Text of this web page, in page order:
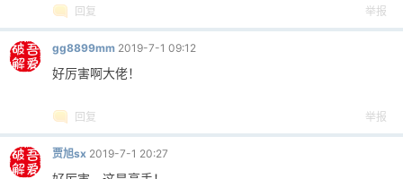
回复 举报
gg8899mm 2019-7-1 09:12
好厉害啊大佬！
回复 举报
贾旭sx 2019-7-1 20:27